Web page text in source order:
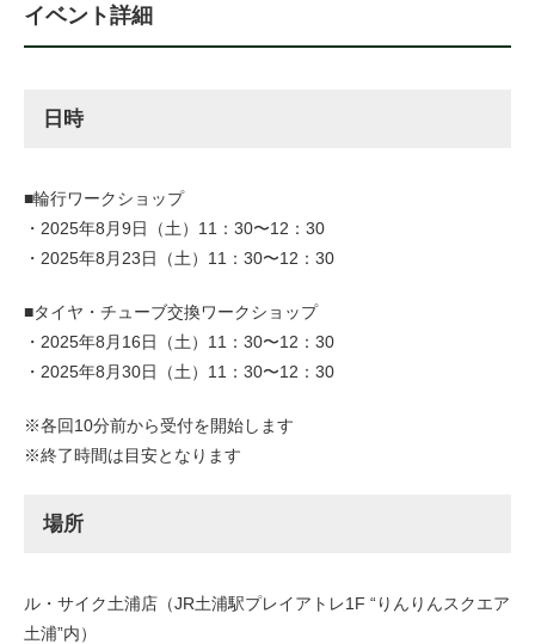
イベント詳細
日時
■輪行ワークショップ
・2025年8月9日（土）11：30〜12：30
・2025年8月23日（土）11：30〜12：30
■タイヤ・チューブ交換ワークショップ
・2025年8月16日（土）11：30〜12：30
・2025年8月30日（土）11：30〜12：30
※各回10分前から受付を開始します
※終了時間は目安となります
場所
ル・サイク土浦店（JR土浦駅プレイアトレ1F “りんりんスクエア
土浦”内）